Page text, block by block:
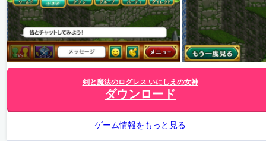
剣と魔法のログレス いにしえの女神
ダウンロード
ゲーム情報をもっと見る